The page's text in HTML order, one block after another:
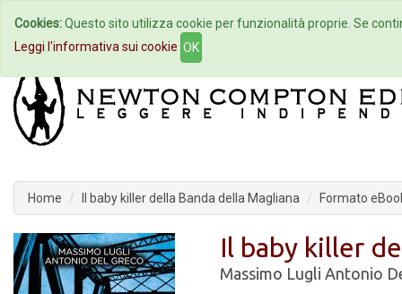
Home Autori Eventi
Home Il baby killer della Banda della Magliana Formato
Il baby killer
Massimo Lugli Antonio
Cookies:Questo sito utilizza cookie per funzionalità proprie. Se
Leggi l'informativa sui cookie OK